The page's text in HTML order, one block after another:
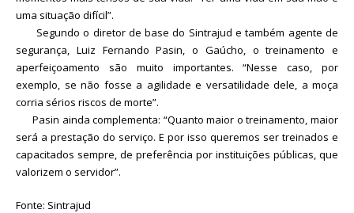
uma situação difícil”.
Segundo o diretor de base do Sintrajud e também agente de
segurança, Luiz Fernando Pasin, o Gaúcho, o treinamento e
aperfeiçoamento são muito importantes. “Nesse caso, por
exemplo, se não fosse a agilidade e versatilidade dele, a moça
corria sérios riscos de morte”.
Pasin ainda complementa: “Quanto maior o treinamento, maior
será a prestação do serviço. E por isso queremos ser treinados e
capacitados sempre, de preferência por instituições públicas, que
valorizem o servidor”.
Fonte: Sintrajud